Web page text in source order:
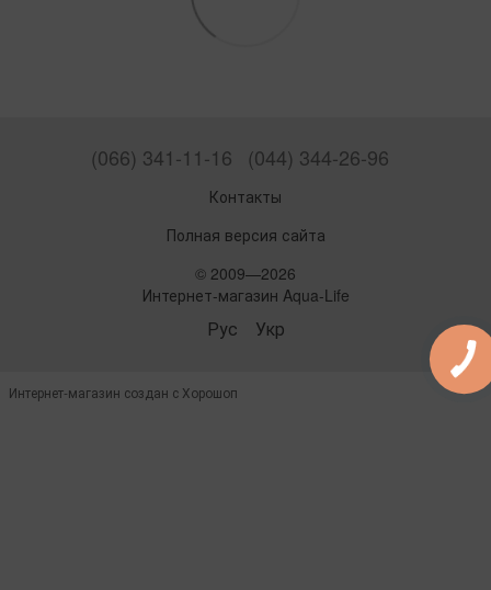
(066) 341-11-16 (044) 344-26-96
Контакты
Полная версия сайта
© 2009—2026
Интернет-магазин Aqua-Life
Рус Укр
Интернет-магазин создан с Хорошоп